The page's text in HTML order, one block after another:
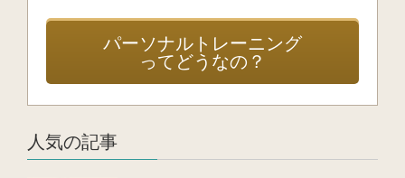
パーソナルトレーニング
ってどうなの？
人気の記事